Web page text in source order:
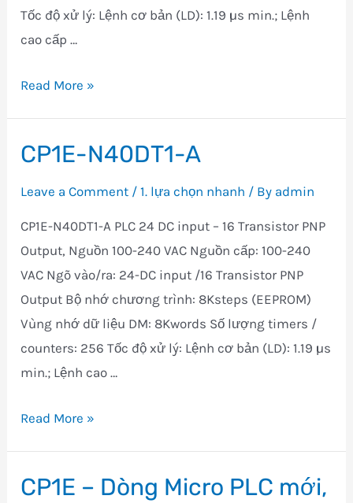
Tốc độ xử l‎ý: Lệnh cơ bản (LD): 1.19 µs min.; Lệnh
cao cấp …
CP1E-
Read More »
CP1E-N40DT1-A
Leave a Comment /1. lựa chọn nhanh / By admin
CP1E-N40DT1-A PLC 24 DC input – 16 Transistor PNP
Output, Nguồn 100-240 VAC Nguồn cấp: 100-240
VAC Ngõ vào/ra: 24-DC input /16 Transistor PNP
Output Bộ nhớ chương trình: 8Ksteps (EEPROM)
Vùng nhớ dữ liệu DM: 8Kwords Số lượng timers /
counters: 256 Tốc độ xử l‎ý: Lệnh cơ bản (LD): 1.19 µs
min.; Lệnh cao …
CP1E-
Read More »
CP1E – Dòng Micro PLC mới,